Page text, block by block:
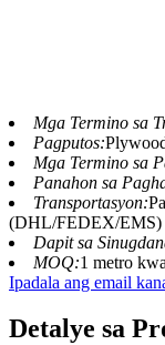
Mga Termino sa
Pagputos:
Mga Termino sa
Panahon sa
Transportasyon:
(DHL/FEDEX/EMS)
Dapit sa
MOQ:1 metro
Ipadala ang email
Detalye sa